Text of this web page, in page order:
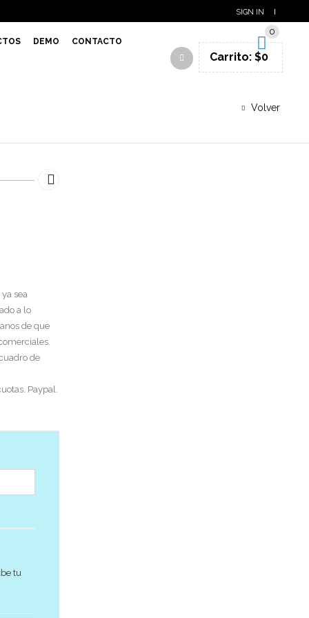
SIGN IN
DEMO CONTACTO
0
Carrito: $0
Volver
sea
a lo
de que
de
Paypal.
tu